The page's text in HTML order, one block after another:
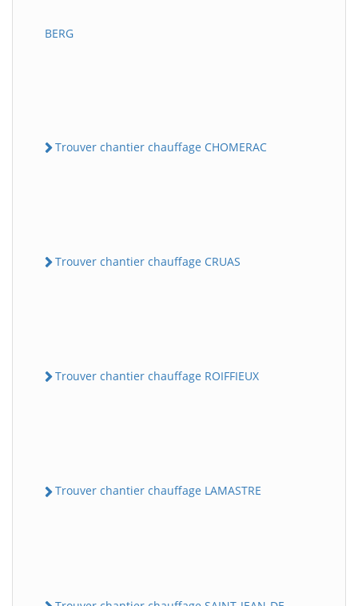
BERG
Trouver chantier chauffage CHOMERAC
Trouver chantier chauffage CRUAS
Trouver chantier chauffage ROIFFIEUX
Trouver chantier chauffage LAMASTRE